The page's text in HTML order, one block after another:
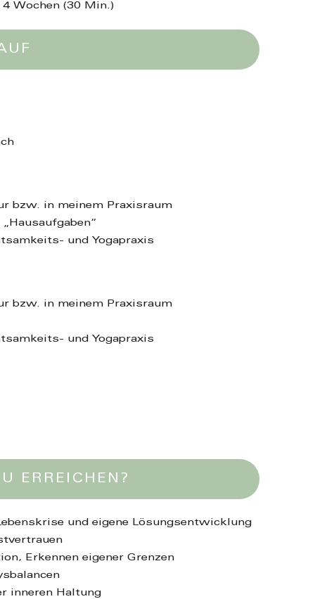
Wochen (30 Min.)
bzw. in meinem Praxisraum
und Yogapraxis
bzw. in meinem Praxisraum
und Yogapraxis
ERREICHEN?
und eigene Lösungsentwicklung
Erkennen eigener Grenzen
inneren Haltung